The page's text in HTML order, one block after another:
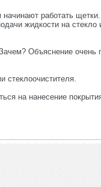
работать
жидкости на стекло
Объяснение очень
стеклоочистителя.
на нанесение